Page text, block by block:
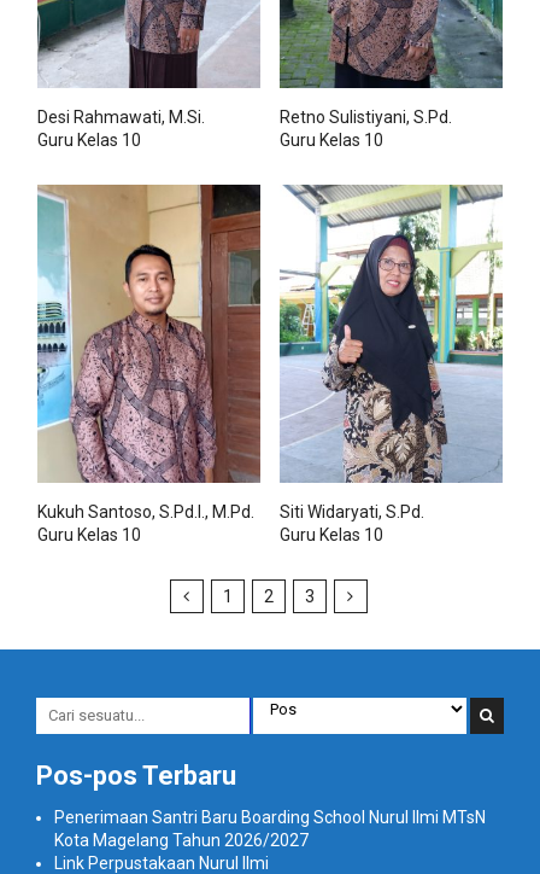
Desi Rahmawati, M.Si.
Guru Kelas 10
Retno Sulistiyani, S.Pd.
Guru Kelas 10
Kukuh Santoso, S.Pd.I., M.Pd.
Guru Kelas 10
Siti Widaryati, S.Pd.
Guru Kelas 10
1 2 3
Pos-pos Terbaru
Penerimaan Santri Baru Boarding School Nurul Ilmi MTsN
Kota Magelang Tahun 2026/2027
Link Perpustakaan Nurul Ilmi